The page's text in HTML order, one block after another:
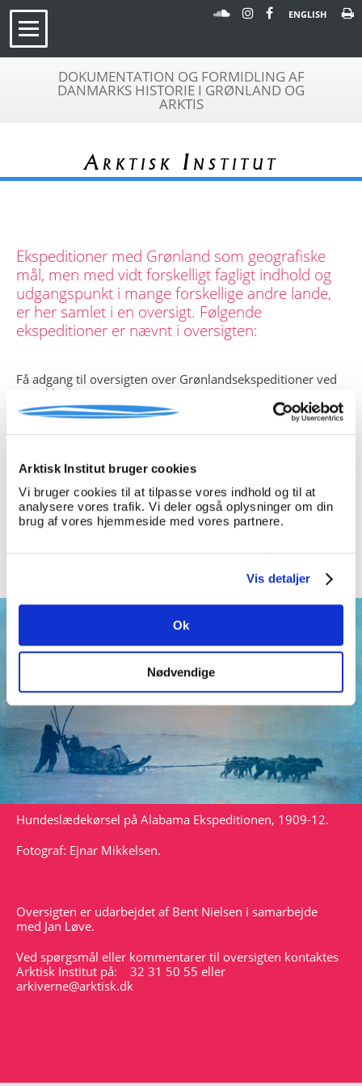
Arktisk Institut bruger cookies
Vi bruger cookies til at tilpasse vores indhold og til at
analysere vores trafik. Vi deler også oplysninger om din
brug af vores hjemmeside med vores partnere.
Vis detaljer
Ok
Nødvendige
ENGLISH
DOKUMENTATION OG FORMIDLING AF
DANMARKS HISTORIE I GRØNLAND OG
ARKTIS
Arktisk Institut
Ekspeditioner med Grønland som geografiske
mål, men med vidt forskelligt fagligt indhold og
udgangspunkt i mange forskellige andre lande,
er her samlet i en oversigt. Følgende
ekspeditioner er nævnt i oversigten:
Få adgang til oversigten over Grønlandsekspeditioner ved
at trykke her
- ekspeditioner med Grønland som destination, herunder
Island indtil landets selvstændighed i 1944,
- ekspeditioner under dansk ledelse til andre destinationer
i Arktis,
- enkelte og helt særlige arktiske ekspeditioner udenfor
Grønland og uden dansk deltagelse,
Hundeslædekørsel på Alabama Ekspeditionen, 1909-12.
Fotograf: Ejnar Mikkelsen.
Oversigten er udarbejdet af Bent Nielsen i samarbejde
med Jan Løve.
Ved spørgsmål eller kommentarer til oversigten kontaktes
Arktisk Institut på: 32 31 50 55 eller
arkiverne@arktisk.dk